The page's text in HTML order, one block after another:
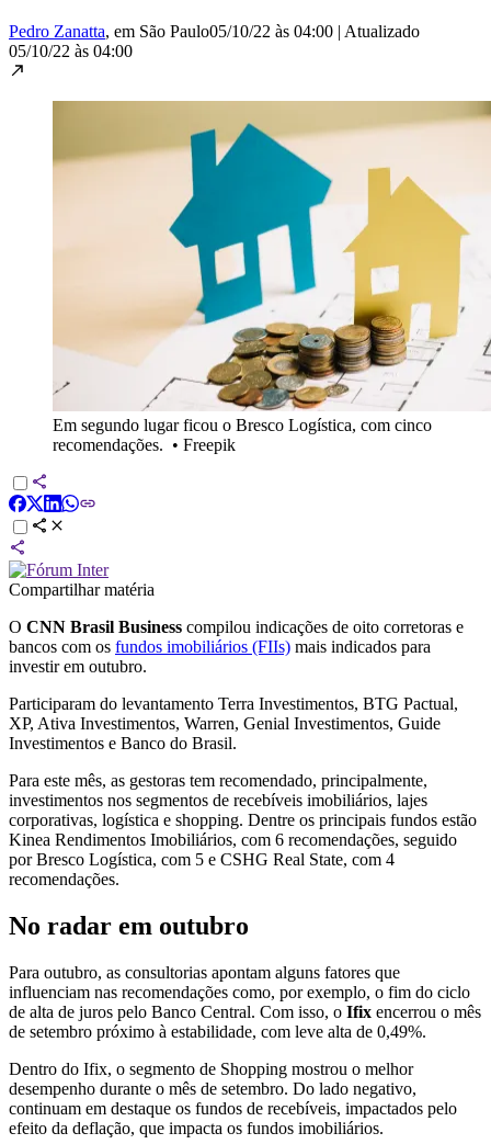
Pedro Zanatta, em São Paulo05/10/22 às 04:00 | Atualizado
05/10/22 às 04:00
Em segundo lugar ficou o Bresco Logística, com cinco
recomendações. • Freepik
Compartilhar matéria
O CNN Brasil Business compilou indicações de oito corretoras e
bancos com os fundos imobiliários (FIIs) mais indicados para
investir em outubro.
Participaram do levantamento Terra Investimentos, BTG Pactual,
XP, Ativa Investimentos, Warren, Genial Investimentos, Guide
Investimentos e Banco do Brasil.
Para este mês, as gestoras tem recomendado, principalmente,
investimentos nos segmentos de recebíveis imobiliários, lajes
corporativas, logística e shopping. Dentre os principais fundos estão
Kinea Rendimentos Imobiliários, com 6 recomendações, seguido
por Bresco Logística, com 5 e CSHG Real State, com 4
recomendações.
No radar em outubro
Para outubro, as consultorias apontam alguns fatores que
influenciam nas recomendações como, por exemplo, o fim do ciclo
de alta de juros pelo Banco Central. Com isso, o Ifix encerrou o mês
de setembro próximo à estabilidade, com leve alta de 0,49%.
Dentro do Ifix, o segmento de Shopping mostrou o melhor
desempenho durante o mês de setembro. Do lado negativo,
continuam em destaque os fundos de recebíveis, impactados pelo
efeito da deflação, que impacta os fundos imobiliários.